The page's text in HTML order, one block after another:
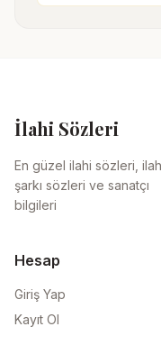
İlahi Sözleri
En güzel ilahi sözleri,
şarkı sözleri ve sanatçı
bilgileri
Hesap
Giriş Yap
Kayıt Ol